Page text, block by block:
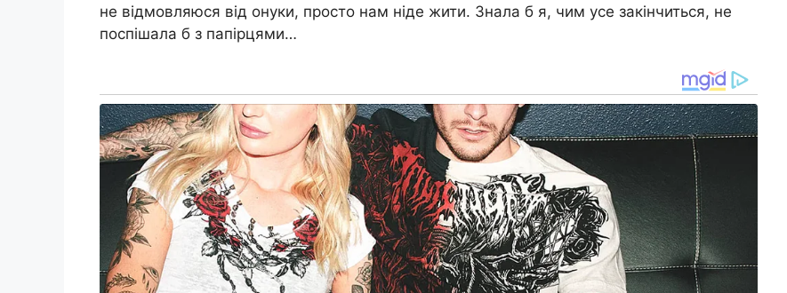
не відмовляюся від онуки, просто нам ніде жити. Знала б я, чим усе закінчиться, не
поспішала б з папірцями…